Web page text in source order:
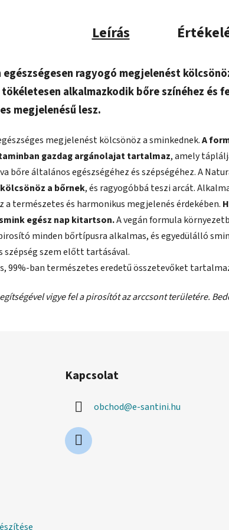
Leírás
egészségesen ragyogó megjelenést
alkalmazkodik bőre színéhez és
megjelenésű lesz.
megjelenést kölcsönöz a sminkednek.A
gazdag argánolajat tartalmaz, amely
bőre általános egészségéhez és szépségéhez. A
a bőrnek, és ragyogóbbá teszi arcát.
természetes és harmonikus megjelenés érdekében.
egész nap kitartson.A vegán formula
minden bőrtípusra alkalmas, és egyedülálló
szépség szem előtt tartásával.
99%-ban természetes eredetű összetevőket
vigye fel a pirosítót az arccsont területére.
Kapcsolat
obchod@e-santini.hu